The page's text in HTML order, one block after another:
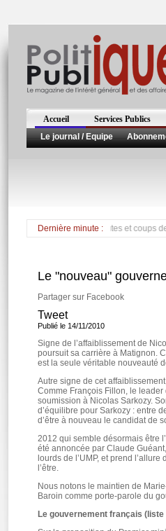
Accueil Services Publics
Le journal / Equipe
Dernière minute :
colère, émeutes et coups de feu
Le "nouveau"
Partager sur Facebook
Tweet
Publié le 14/11/2010
Signe de l’affaiblissement de
poursuit sa carrière à Matignon.
est la seule véritable nouveauté
Autre signe de cet
Comme François Fillon, le leader
soumission à Nicolas Sarkozy.
d’équilibre pour Sarkozy : entre
d’être à nouveau le candidat de
2012 qui semble désormais être
été annoncée par Claude
lourds de l’UMP, et prend
l’être.
Nous notons le maintien de
Baroin comme porte-parole du
Le gouvernement français